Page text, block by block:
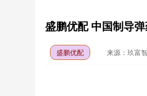
盛鹏优配 中国制导
盛鹏优配 来源：玖富